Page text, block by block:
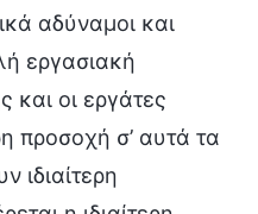
αδύναμοι και
εργασιακή
και οι εργάτες
προσοχή σ’ αυτά τα
ιδιαίτερη